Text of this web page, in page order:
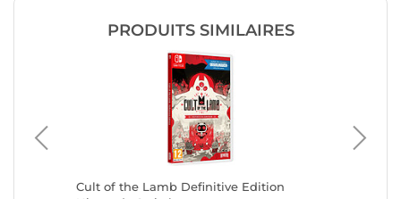
PRODUITS SIMILAIRES
Cult of the Lamb Definitive Edition